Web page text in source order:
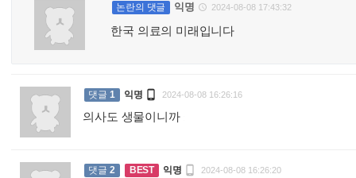
논란의 댓글 익명  2024-08-08 17:43:32
한국 의료의 미래입니다
댓글 1 익명  2024-08-08 16:26:16
의사도 생물이니까
댓글 2 BEST 익명  2024-08-08 16:26:20